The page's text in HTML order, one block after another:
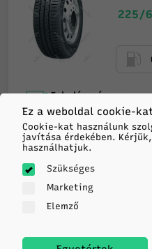
225/
Feladás még ma
20+ darabRaktáron
-
Ez a weboldal cookie-
Cookie-kat használunk
javítása érdekében.
használhatjuk.
Szükséges
Marketing
Elemző